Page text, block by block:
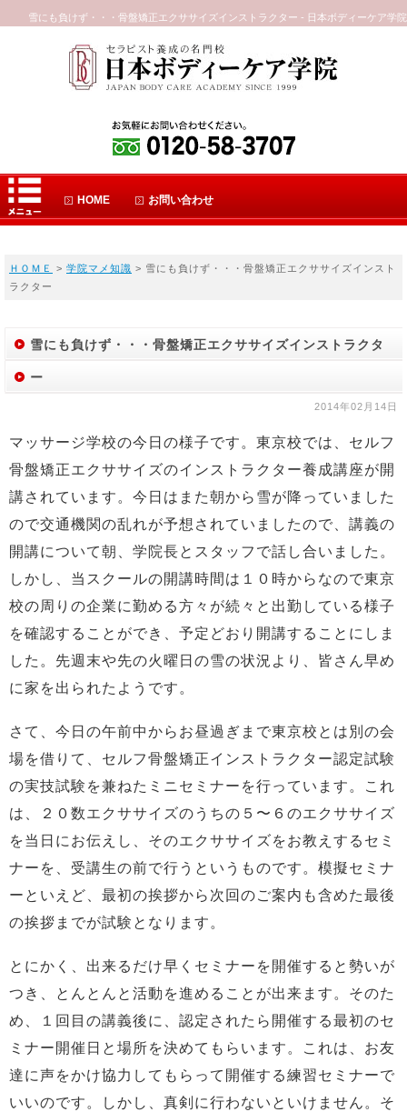
雪にも負けず・・・骨盤矯正エクササイズインストラクター - 日本ボディーケア学院
HOME お問い合わせ
ＨＯＭＥ > 学院マメ知識 > 雪にも負けず・・・骨盤矯正エクササイズインスト
ラクター
雪にも負けず・・・骨盤矯正エクササイズインストラクタ
ー
2014年02月14日
マッサージ学校の今日の様子です。東京校では、セルフ
骨盤矯正エクササイズのインストラクター養成講座が開
講されています。今日はまた朝から雪が降っていました
ので交通機関の乱れが予想されていましたので、講義の
開講について朝、学院長とスタッフで話し合いました。
しかし、当スクールの開講時間は１０時からなので東京
校の周りの企業に勤める方々が続々と出勤している様子
を確認することができ、予定どおり開講することにしま
した。先週末や先の火曜日の雪の状況より、皆さん早め
に家を出られたようです。
さて、今日の午前中からお昼過ぎまで東京校とは別の会
場を借りて、セルフ骨盤矯正インストラクター認定試験
の実技試験を兼ねたミニセミナーを行っています。これ
は、２０数エクササイズのうちの５〜６のエクササイズ
を当日にお伝えし、そのエクササイズをお教えするセミ
ナーを、受講生の前で行うというものです。模擬セミナ
ーといえど、最初の挨拶から次回のご案内も含めた最後
の挨拶までが試験となります。
とにかく、出来るだけ早くセミナーを開催すると勢いが
つき、とんとんと活動を進めることが出来ます。そのた
め、１回目の講義後に、認定されたら開催する最初のセ
ミナー開催日と場所を決めてもらいます。これは、お友
達に声をかけ協力してもらって開催する練習セミナーで
いいのです。しかし、真剣に行わないといけません。そ